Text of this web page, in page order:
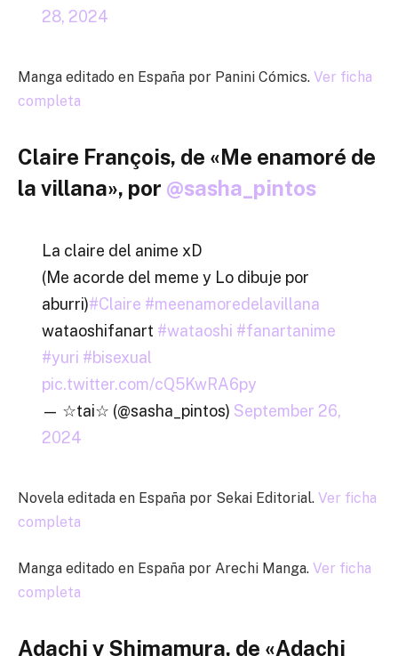
28, 2024
Manga editado en España por Panini Cómics. Ver ficha
completa
Claire François, de «Me enamoré de
la villana», por @sasha_pintos
La claire del anime xD
(Me acorde del meme y Lo dibuje por
aburri)#Claire #meenamoredelavillana
wataoshifanart #wataoshi #fanartanime
#yuri #bisexual
pic.twitter.com/cQ5KwRA6py
— ☆tai☆ (@sasha_pintos) September 26,
2024
Novela editada en España por Sekai Editorial. Ver ficha
completa
Manga editado en España por Arechi Manga. Ver ficha
completa
Adachi y Shimamura, de «Adachi